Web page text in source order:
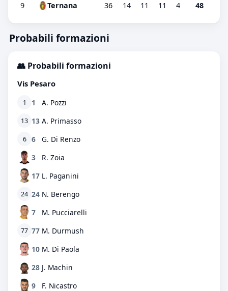
9 Ternana 36 14 11 11 4 48
Probabili formazioni
👥 Probabili formazioni
Vis Pesaro
1 1 A. Pozzi
13 13 A. Primasso
6 6
G. Di Renzo
3
R. Zoia
17 L. Paganini
24 24 N. Berengo
7
M. Pucciarelli
77 77 M. Durmush
10 M. Di Paola
28 J. Machin
9
F. Nicastro